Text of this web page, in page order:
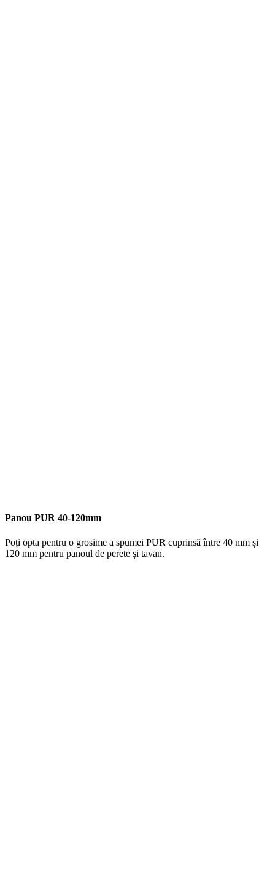
Panou PUR 40-120mm
Poți opta pentru o grosime a spumei PUR cuprinsă între 40 mm și
120 mm pentru panoul de perete și tavan.